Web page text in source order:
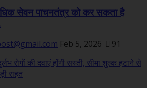
सेवन पाचनतंत्र को कर सकता है
Feb 5, 2026 91